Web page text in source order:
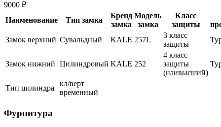
9000 ₽
Наименование
Тип замка
Бренд
замка
Модель
замка
Класс
защиты
Замок верхний Сувальдный KALE 257L
3 класс
защиты
Замок нижний Цилиндровый KALE 252
4 класс
защиты
(наивысший)
Тип цилиндра
кл/верт
временный
Фурнитура